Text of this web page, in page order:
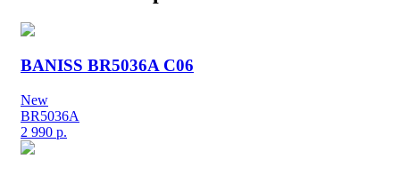
BANISS BR5036A C06
New
BR5036A
2 990 р.